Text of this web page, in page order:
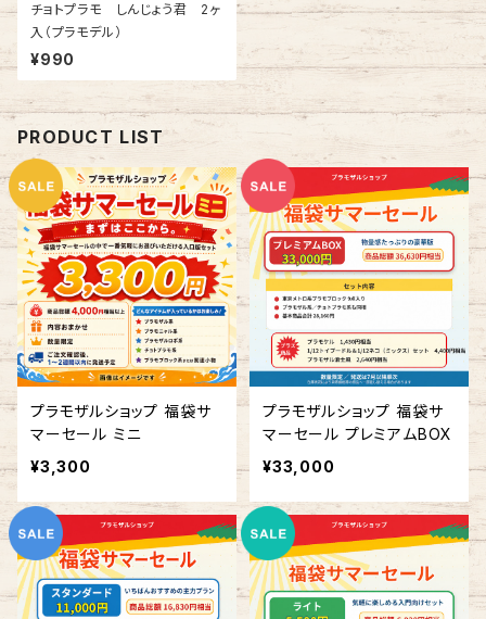
チョトプラモ しんじょう君 2ヶ
入（プラモデル）
¥990
PRODUCT LIST
プラモザルショップ 福袋サ
マーセール ミニ
¥3,300
プラモザルショップ 福袋サ
マーセール プレミアムBOX
¥33,000